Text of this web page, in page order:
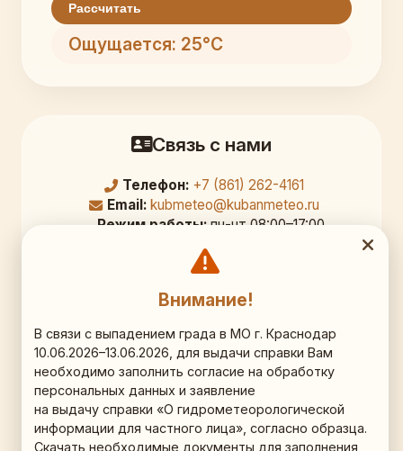
Рассчитать
Ощущается: 25°C
Связь с нами
Телефон: +7 (861) 262-4161
Email: kubmeteo@kubanmeteo.ru
Режим работы:пн-чт 08:00–17:00,
перерыв 12:00–12:45; пт 08:00–16:00
Официальный адрес
350000, г. Краснодар,
ул. Рашпилевская д. 36, 9 этаж, кб. 903
Схема проезда (Яндекс.Карты)
Наши соц.сети
Внимание!
В связи с выпадением града в МО г. Краснодар
10.06.2026–13.06.2026, для выдачи справки Вам
необходимо заполнить согласие на обработку
персональных данных и заявление
на выдачу справки «О гидрометеорологической
информации для частного лица», согласно образца.
Скачать необходимые документы для заполнения